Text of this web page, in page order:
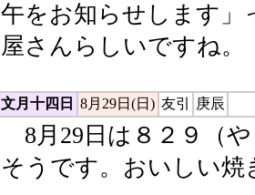
午をお知らせします」
屋さんらしいですね。
文月十四日 8月29日(日) 友引 庚辰
8月29日は８２９（
そうです。おいしい